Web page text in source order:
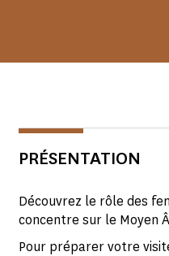
PRÉSENTATION
Découvrez le rôle des
concentre sur le Moyen
Pour préparer votre